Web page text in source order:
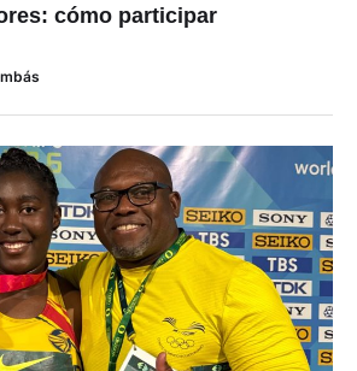
cómo participar